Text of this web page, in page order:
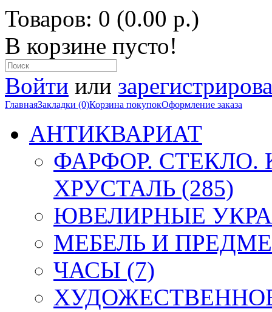
Товаров: 0 (0.00 р.)
В корзине пусто!
Войти или
ГлавнаяЗакладки (0)Корзина покупокОформление заказа
АНТИКВАРИАТ
ФАРФОР.
ХРУСТАЛЬ (285)
ЮВЕЛИРНЫЕ
МЕБЕЛЬ И
ЧАСЫ (7)